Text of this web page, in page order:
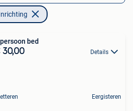
bed
30,00 Details
Eergisteren